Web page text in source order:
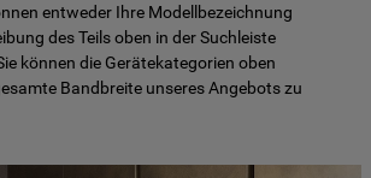
entweder Ihre Modellbezeichnung
des Teils oben in der Suchleiste
können die Gerätekategorien oben
Bandbreite unseres Angebots zu